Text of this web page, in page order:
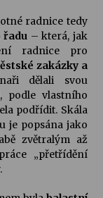
radnice tedy
řadu – která, jak
radnice pro
zakázky a
dělali svou
podle vlastního
podřídit. Skála
je popsána jako
zvětralým až
„přetřídění